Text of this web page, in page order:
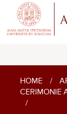
HOME /
CERIMONIE
/